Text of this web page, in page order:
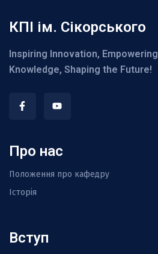
КПІ ім. Сікорського
Inspiring Innovation, Empowering
Knowledge, Shaping the Future!
Про нас
Положення про кафедру
Історія
Вступ